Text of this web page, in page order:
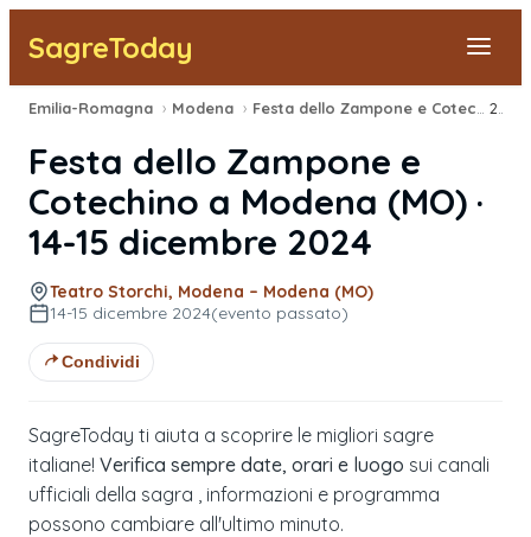
SagreToday
Segnala una sagra
Tutte le Sagre
Vicino a Me
Emilia-Romagna › Modena ›
Festa dello Zampone e
Cotechino a Modena (MO) ·
14-15 dicembre 2024
Teatro Storchi, Modena – Modena (MO)
14-15 dicembre 2024(evento passato)
Condividi
SagreToday ti aiuta a scoprire le migliori sagre
italiane! Verifica sempre date, orari e luogo sui canali
ufficiali della sagra , informazioni e programma
possono cambiare all'ultimo minuto.